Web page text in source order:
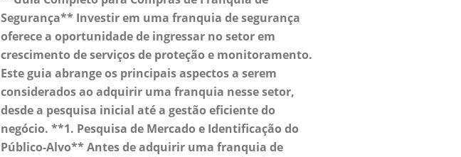
Segurança** Investir em uma franquia de segurança
oferece a oportunidade de ingressar no setor em
crescimento de serviços de proteção e monitoramento.
Este guia abrange os principais aspectos a serem
considerados ao adquirir uma franquia nesse setor,
desde a pesquisa inicial até a gestão eficiente do
negócio. **1. Pesquisa de Mercado e Identificação do
Público-Alvo** Antes de adquirir uma franquia de